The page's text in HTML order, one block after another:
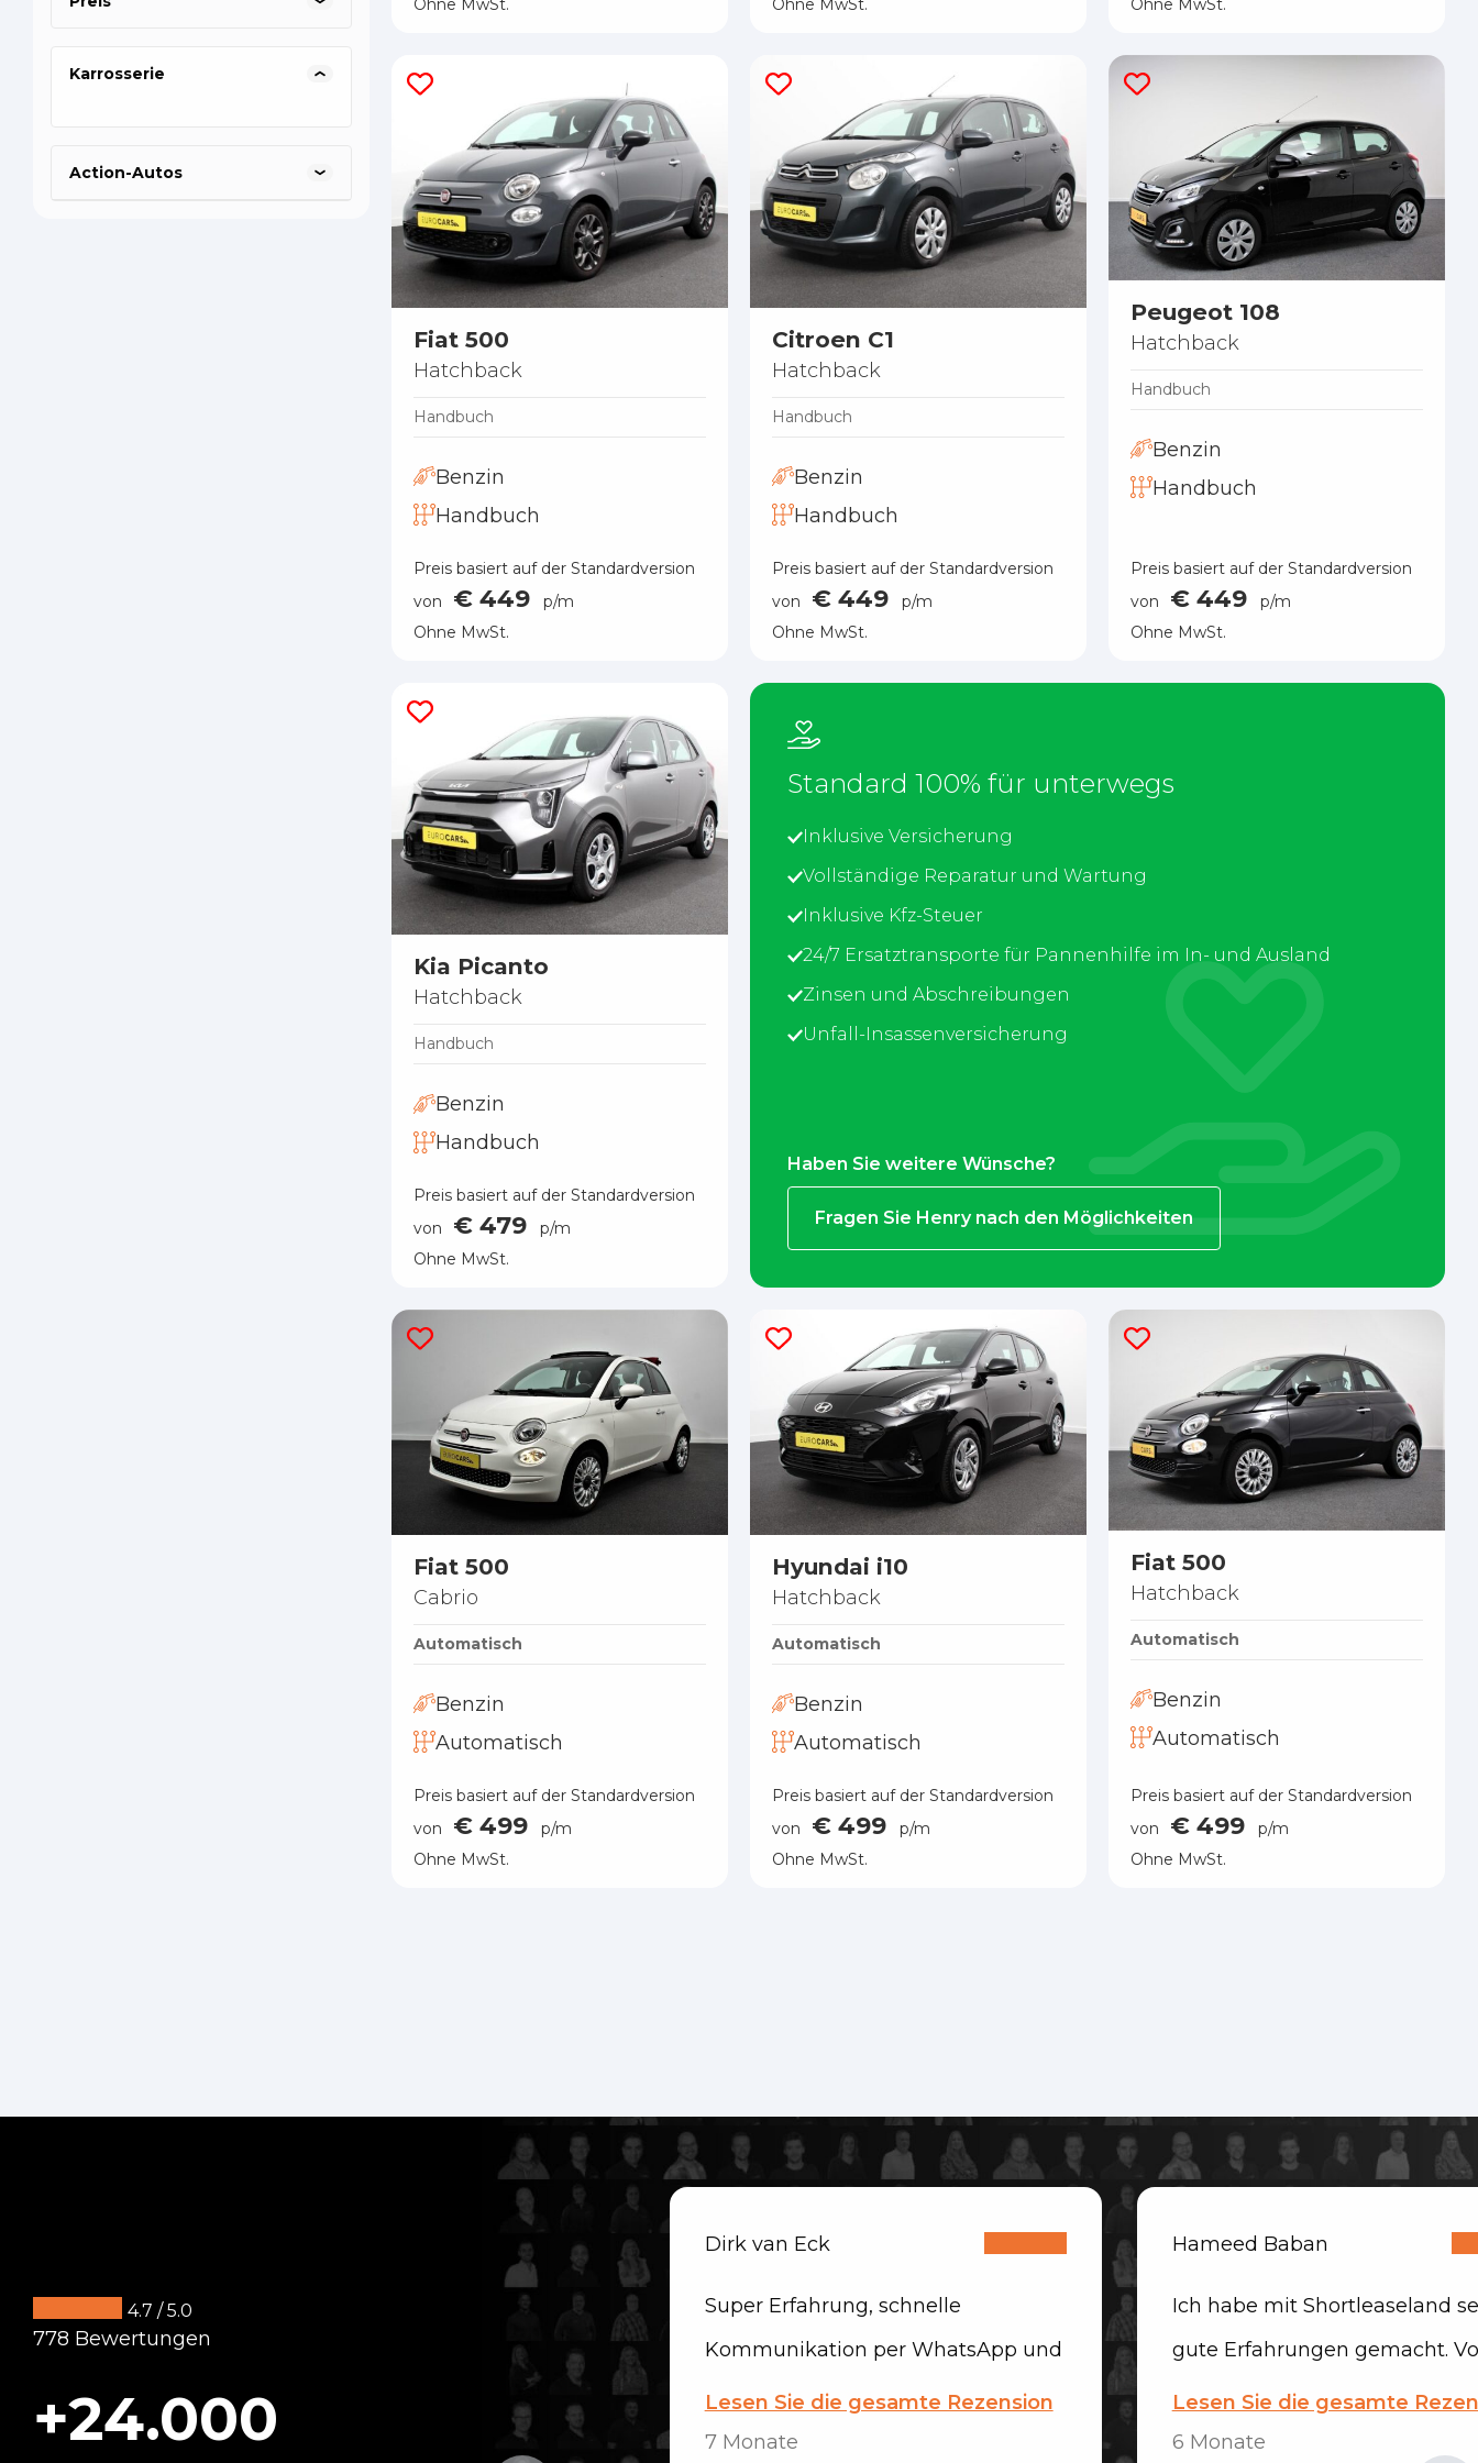
Karrosserie
Action-Autos
Ohne MwSt.
Ohne MwSt.
Ohne MwSt.
Fiat 500
Hatchback
Handbuch
Benzin
Handbuch
Preis basiert auf der Standardversion
von
€ 449
p/m
Ohne MwSt.
Citroen C1
Hatchback
Handbuch
Benzin
Handbuch
Preis basiert auf der Standardversion
von
€ 449
p/m
Ohne MwSt.
Peugeot 108
Hatchback
Handbuch
Benzin
Handbuch
Preis basiert auf der Standardversion
von
€ 449
p/m
Ohne MwSt.
Kia Picanto
Hatchback
Handbuch
Benzin
Handbuch
Preis basiert auf der Standardversion
von
€ 479
p/m
Ohne MwSt.
Standard 100% für unterwegs
Inklusive Versicherung
Vollständige Reparatur und Wartung
Inklusive Kfz-Steuer
24/7 Ersatztransporte für Pannenhilfe im In- und Ausland
Zinsen und Abschreibungen
Unfall-Insassenversicherung
Haben Sie weitere Wünsche?
Fragen Sie Henry nach den Möglichkeiten
Fiat 500
Cabrio
Automatisch
Benzin
Automatisch
Preis basiert auf der Standardversion
von
€ 499
p/m
Ohne MwSt.
Hyundai i10
Hatchback
Automatisch
Benzin
Automatisch
Preis basiert auf der Standardversion
von
€ 499
p/m
Ohne MwSt.
Fiat 500
Hatchback
Automatisch
Benzin
Automatisch
Preis basiert auf der Standardversion
von
€ 499
p/m
Ohne MwSt.
4.7 / 5.0
778 Bewertungen
+24.000
Dirk van Eck
Super Erfahrung, schnelle
Kommunikation per WhatsApp und
E-Mail! Alles wurde klar erklärt und
das Auto prompt geliefert. Sehr
Lesen Sie die gesamte Rezension
7 Monate
Hameed Baban
Ich habe mit Shortleaseland
gute Erfahrungen gemacht.
ersten Kontakt an wurde alles
schnell und professionell
Lesen Sie die gesamte
6 Monate